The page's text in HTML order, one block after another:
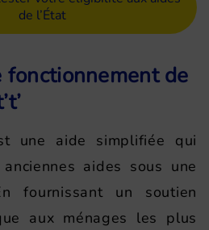
de l’État
fonctionnement de
une aide simplifiée qui
aides sous une
fournissant un soutien
aux ménages les plus